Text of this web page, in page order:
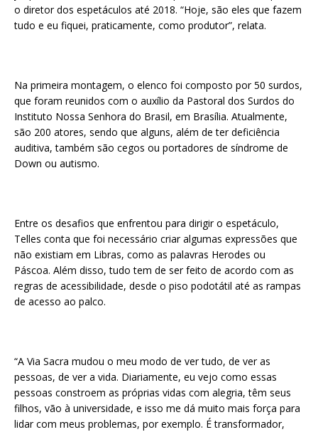
o diretor dos espetáculos até 2018. “Hoje, são eles que fazem
tudo e eu fiquei, praticamente, como produtor”, relata.
Na primeira montagem, o elenco foi composto por 50 surdos,
que foram reunidos com o auxílio da Pastoral dos Surdos do
Instituto Nossa Senhora do Brasil, em Brasília. Atualmente,
são 200 atores, sendo que alguns, além de ter deficiência
auditiva, também são cegos ou portadores de síndrome de
Down ou autismo.
Entre os desafios que enfrentou para dirigir o espetáculo,
Telles conta que foi necessário criar algumas expressões que
não existiam em Libras, como as palavras Herodes ou
Páscoa. Além disso, tudo tem de ser feito de acordo com as
regras de acessibilidade, desde o piso podotátil até as rampas
de acesso ao palco.
“A Via Sacra mudou o meu modo de ver tudo, de ver as
pessoas, de ver a vida. Diariamente, eu vejo como essas
pessoas constroem as próprias vidas com alegria, têm seus
filhos, vão à universidade, e isso me dá muito mais força para
lidar com meus problemas, por exemplo. É transformador,